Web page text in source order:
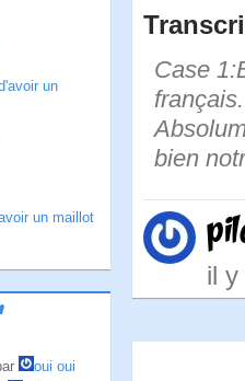
un
un maillot
oui oui
Case
bien
il y